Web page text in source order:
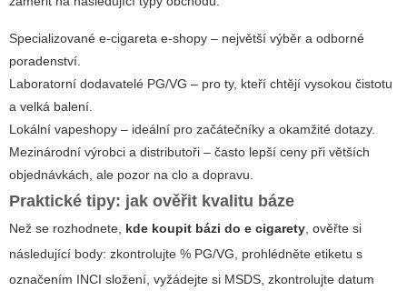
Specializované e‑cigareta e-shopy – největší výběr a odborné
poradenství.
Laboratorní dodavatelé PG/VG – pro ty, kteří chtějí vysokou čistotu
a velká balení.
Lokální vapeshopy – ideální pro začátečníky a okamžité dotazy.
Mezinárodní výrobci a distributoři – často lepší ceny při větších
objednávkách, ale pozor na clo a dopravu.
Praktické tipy: jak ověřit kvalitu báze
Než se rozhodnete, kde koupit bázi do e cigarety, ověřte si
následující body: zkontrolujte % PG/VG, prohlédněte etiketu s
označením INCI složení, vyžádejte si MSDS, zkontrolujte datum